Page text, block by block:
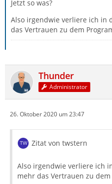
Jetzt so was?
Also irgendwie verliere ich in
das Vertrauen zu dem
Thunder
Administrator
26. Oktober 2020 um 23:47
Zitat von twstern
Also irgendwie verliere ich
mehr das Vertrauen zu